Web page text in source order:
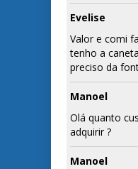
Evelise
Valor e comi
tenho a
preciso da
Manoel
Olá quanto
adquirir ?
Manoel